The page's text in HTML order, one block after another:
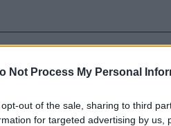
Not Process My Personal
out of the sale, sharing to third
for targeted advertising by us,